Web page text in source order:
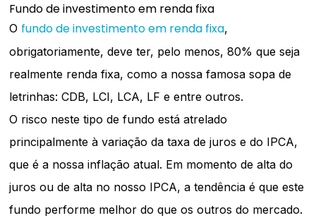
Fundo de investimento em renda fixa
O fundo de investimento em renda fixa,
obrigatoriamente, deve ter, pelo menos, 80% que seja
realmente renda fixa, como a nossa famosa sopa de
letrinhas: CDB, LCI, LCA, LF e entre outros.
O risco neste tipo de fundo está atrelado
principalmente à variação da taxa de juros e do IPCA,
que é a nossa inflação atual. Em momento de alta do
juros ou de alta no nosso IPCA, a tendência é que este
fundo performe melhor do que os outros do mercado.